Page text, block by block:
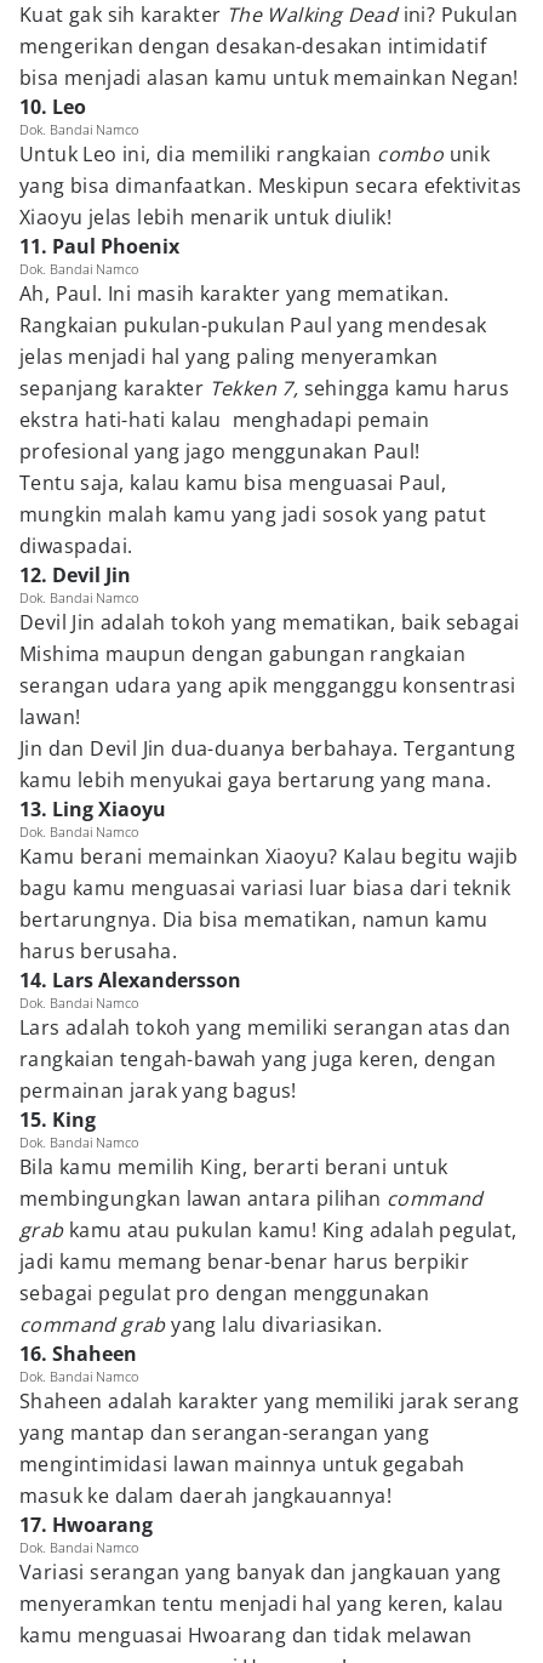
Kuat gak sih karakter The Walking Deadini? Pukulan
mengerikan dengan desakan-desakan intimidatif
bisa menjadi alasan kamu untuk memainkan Negan!
10. Leo
Dok. Bandai Namco
Untuk Leo ini, dia memiliki rangkaian combo unik
yang bisa dimanfaatkan. Meskipun secara efektivitas
Xiaoyu jelas lebih menarik untuk diulik!
11. Paul Phoenix
Dok. Bandai Namco
Ah, Paul. Ini masih karakter yang mematikan.
Rangkaian pukulan-pukulan Paul yang mendesak
jelas menjadi hal yang paling menyeramkan
sepanjang karakter Tekken 7, sehingga kamu harus
ekstra hati-hati kalau menghadapi pemain
profesional yang jago menggunakan Paul!
Tentu saja, kalau kamu bisa menguasai Paul,
mungkin malah kamu yang jadi sosok yang patut
diwaspadai.
12. Devil Jin
Dok. Bandai Namco
Devil Jin adalah tokoh yang mematikan, baik sebagai
Mishima maupun dengan gabungan rangkaian
serangan udara yang apik mengganggu konsentrasi
lawan!
Jin dan Devil Jin dua-duanya berbahaya. Tergantung
kamu lebih menyukai gaya bertarung yang mana.
13. Ling Xiaoyu
Dok. Bandai Namco
Kamu berani memainkan Xiaoyu? Kalau begitu wajib
bagu kamu menguasai variasi luar biasa dari teknik
bertarungnya. Dia bisa mematikan, namun kamu
harus berusaha.
14. Lars Alexandersson
Dok. Bandai Namco
Lars adalah tokoh yang memiliki serangan atas dan
rangkaian tengah-bawah yang juga keren, dengan
permainan jarak yang bagus!
15. King
Dok. Bandai Namco
Bila kamu memilih King, berarti berani untuk
membingungkan lawan antara pilihan command
grabkamu atau pukulan kamu! King adalah pegulat,
jadi kamu memang benar-benar harus berpikir
sebagai pegulat pro dengan menggunakan
command grabyang lalu divariasikan.
16. Shaheen
Dok. Bandai Namco
Shaheen adalah karakter yang memiliki jarak serang
yang mantap dan serangan-serangan yang
mengintimidasi lawan mainnya untuk gegabah
masuk ke dalam daerah jangkauannya!
17. Hwoarang
Dok. Bandai Namco
Variasi serangan yang banyak dan jangkauan yang
menyeramkan tentu menjadi hal yang keren, kalau
kamu menguasai Hwoarang dan tidak melawan